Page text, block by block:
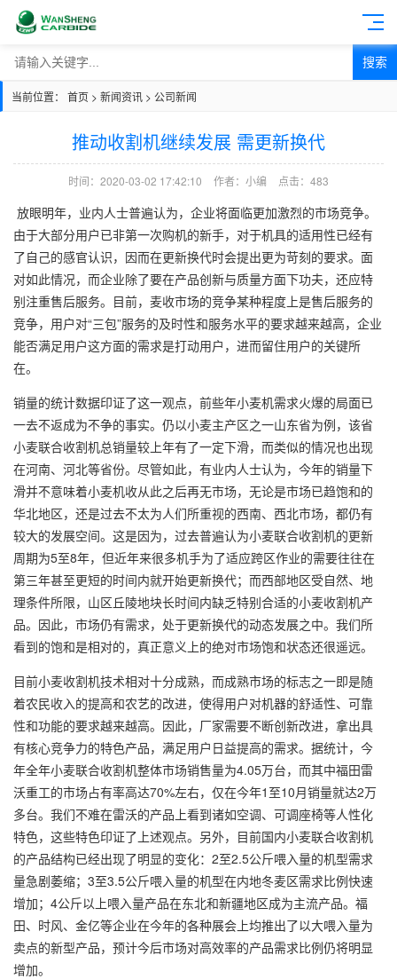
搜索
当前位置： 首页 > 新闻资讯 > 公司新闻
推动收割机继续发展 需更新换代
时间：2020-03-02 17:42:10 作者：小编 点击： 483
放眼明年，业内人士普遍认为，企业将面临更加激烈的市场竞争。
由于大部分用户已非第一次购机的新手，对于机具的适用性已经有
了自己的感官认识，因而在更新换代时会提出更为苛刻的要求。面
对如此情况，而企业除了要在产品创新与质量方面下功夫，还应特
别注重售后服务。目前，麦收市场的竞争某种程度上是售后服务的
竞争，用户对“三包”服务的及时性和服务水平的要求越来越高，企业
能否满足用户这方面的需求是打动用户，进而留住用户的关键所
在。
销量的统计数据印证了这一观点，前些年小麦机需求火爆的局面已
一去不返成为不争的事实。仍以小麦主产区之一山东省为例，该省
小麦联合收割机总销量较上年有了一定下滑，而类似的情况也出现
在河南、河北等省份。尽管如此，有业内人士认为，今年的销量下
滑并不意味着小麦机收从此之后再无市场，无论是市场已趋饱和的
华北地区，还是过去不太为人们所重视的西南、西北市场，都仍有
较大的发展空间。这是因为，过去普遍认为小麦联合收割机的更新
周期为5至8年，但近年来很多机手为了适应跨区作业的需要往往在
第三年甚至更短的时间内就开始更新换代；而西部地区受自然、地
理条件所限，山区丘陵地块长时间内缺乏特别合适的小麦收割机产
品。因此，市场仍有需求，处于更新换代的动态发展之中。我们所
看到的饱和是相对的，真正意义上的绝对市场饱和状态还很遥远。
目前小麦收割机技术相对十分成熟，而成熟市场的标志之一即是随
着农民收入的提高和农艺的改进，使得用户对机器的舒适性、可靠
性和功能的要求越来越高。因此，厂家需要不断创新改进，拿出具
有核心竞争力的特色产品，满足用户日益提高的需求。据统计，今
年全年小麦联合收割机整体市场销售量为4.05万台，而其中福田雷
沃重工的市场占有率高达70%左右，仅在今年1至10月销量就达2万
多台。我们不难在雷沃的产品上看到诸如空调、可调座椅等人性化
特色，这些特色印证了上述观点。另外，目前国内小麦联合收割机
的产品结构已经出现了明显的变化：2至2.5公斤喂入量的机型需求
量急剧萎缩；3至3.5公斤喂入量的机型在内地冬麦区需求比例快速
增加；4公斤以上喂入量产品在东北和新疆地区成为主流产品。福
田、时风、金亿等企业在今年的各种展会上均推出了以大喂入量为
卖点的新型产品，预计今后市场对高效率的产品需求比例仍将明显
增加。